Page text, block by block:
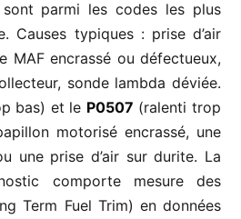
parmi les codes les plus
Causes typiques : prise d’air
MAF encrassé ou défectueux,
sonde lambda déviée.
bas) et le P0507 (ralenti trop
motorisé encrassé, une
une prise d’air sur durite. La
comporte mesure des
Term Fuel Trim) en données